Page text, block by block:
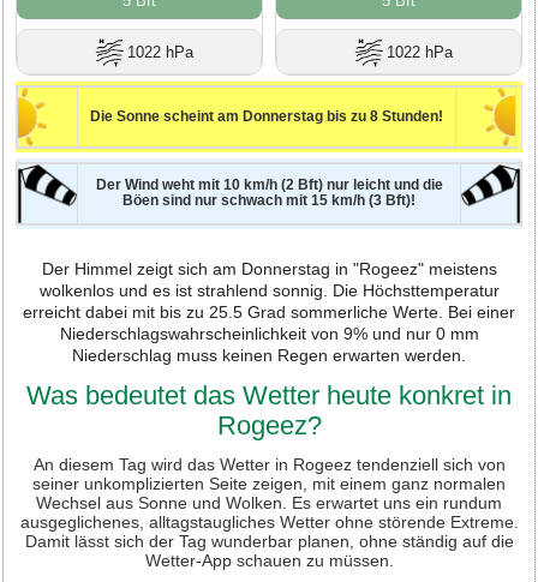
1022 hPa 1022 hPa
Die Sonne scheint am Donnerstag bis zu 8 Stunden!
Der Wind weht mit 10 km/h (2 Bft) nur leicht und die
Böen sind nur schwach mit 15 km/h (3 Bft)!
Der Himmel zeigt sich am Donnerstag in "Rogeez" meistens
wolkenlos und es ist strahlend sonnig. Die Höchsttemperatur
erreicht dabei mit bis zu 25.5 Grad sommerliche Werte. Bei einer
Niederschlagswahrscheinlichkeit von 9% und nur 0 mm
Niederschlag muss keinen Regen erwarten werden.
Was bedeutet das Wetter heute konkret in
Rogeez?
An diesem Tag wird das Wetter in Rogeez tendenziell sich von
seiner unkomplizierten Seite zeigen, mit einem ganz normalen
Wechsel aus Sonne und Wolken. Es erwartet uns ein rundum
ausgeglichenes, alltagstaugliches Wetter ohne störende Extreme.
Damit lässt sich der Tag wunderbar planen, ohne ständig auf die
Wetter-App schauen zu müssen.